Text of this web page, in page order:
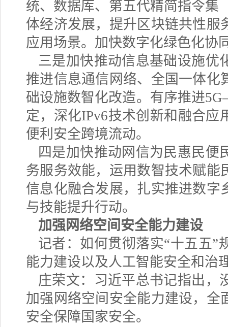
统、数据库、第五代精简指令集
体经济发展，提升区块链共性服
应用场景。加快数字化绿色化协
三是加快推动信息基础设施优
推进信息通信网络、全国一体化
础设施数智化改造。有序推进5G
定，深化IPv6技术创新和融合应
便利安全跨境流动。
四是加快推动网信为民惠民便
务服务效能，运用数智技术赋能
信息化融合发展，扎实推进数字
与技能提升行动。
加强网络空间安全能力建设
记者：如何贯彻落实“十五五”
能力建设以及人工智能安全和治
庄荣文：习近平总书记指出，
加强网络空间安全能力建设，全
安全保障国家安全。